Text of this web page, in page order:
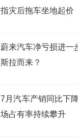
指灾后拖车坐地起价
蔚来汽车净亏损进一
斯拉而来？
7月汽车产销同比下
场占有率持续攀升